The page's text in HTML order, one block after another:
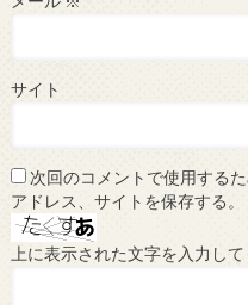
サイト
次回のコメントで使用する
アドレス、サイトを保存する。
上に表示された文字を入力して